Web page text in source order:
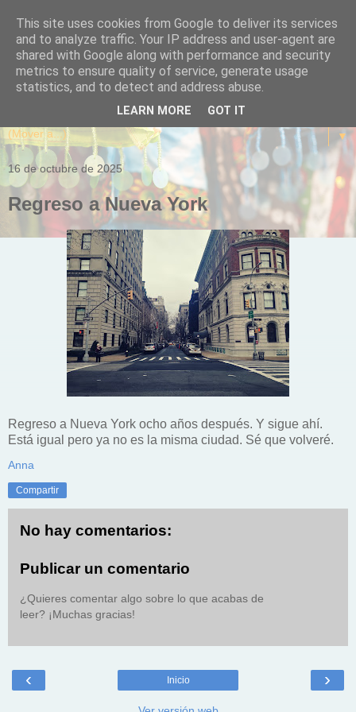
▼
16 de octubre de 2025
Regreso a Nueva York
Regreso a Nueva York ocho años después. Y sigue ahí.
Está igual pero ya no es la misma ciudad. Sé que volveré.
Anna
Compartir
No hay comentarios:
Publicar un comentario
¿Quieres comentar algo sobre lo que acabas de
leer? ¡Muchas gracias!
‹ ›
Inicio
This site uses cookies from Google to deliver its services
and to analyze traffic. Your IP address and user-agent are
shared with Google along with performance and security
metrics to ensure quality of service, generate usage
statistics, and to detect and address abuse.
LEARN MORE GOT IT